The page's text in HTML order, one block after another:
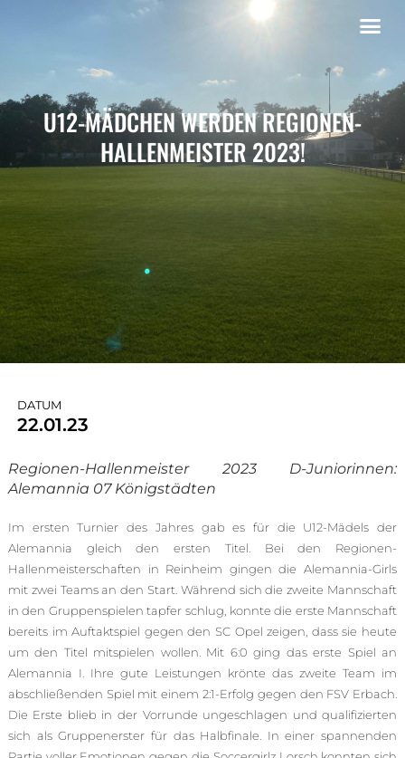
U12-MÄDCHEN WERDEN REGIONEN-
HALLENMEISTER 2023!
DATUM
22.01.23
Regionen-Hallenmeister 2023 D-Juniorinnen:
Alemannia 07 Königstädten
Im ersten Turnier des Jahres gab es für die U12-Mädels der
Alemannia gleich den ersten Titel. Bei den Regionen-
Hallenmeisterschaften in Reinheim gingen die Alemannia-Girls
mit zwei Teams an den Start. Während sich die zweite Mannschaft
in den Gruppenspielen tapfer schlug, konnte die erste Mannschaft
bereits im Auftaktspiel gegen den SC Opel zeigen, dass sie heute
um den Titel mitspielen wollen. Mit 6:0 ging das erste Spiel an
Alemannia I. Ihre gute Leistungen krönte das zweite Team im
abschließenden Spiel mit einem 2:1-Erfolg gegen den FSV Erbach.
Die Erste blieb in der Vorrunde ungeschlagen und qualifizierten
sich als Gruppenerster für das Halbfinale. In einer spannenden